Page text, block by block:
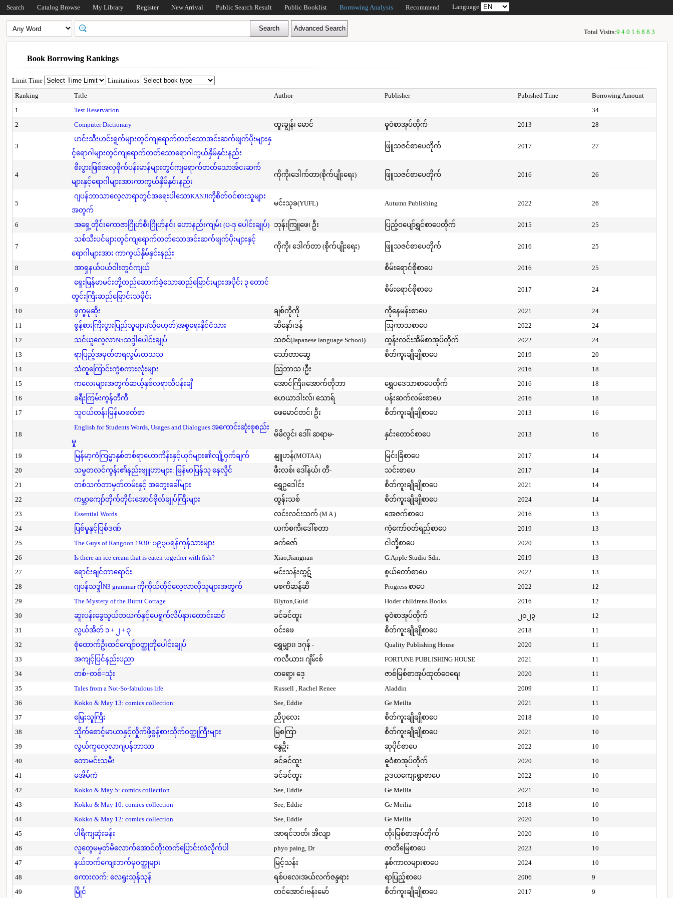
Search Catalog Browse My Library Register New Arrival Public Search Result Public Booklist Borrowing Analysis Recommend Language
Total Visits:94016883
Book Borrowing Rankings
Limit Time
Limitations
Ranking
Title Author Publisher Pubished Time
Borrowing Amount
1
Test Reservation
34
2
Computer Dictionary ထူးချွန်၊ မောင် ဓူဝံစာအုပ်တိုက် 2013 28
3
ဟင်းသီးဟင်းရွက်များတွင်ကျရောက်တတ်သောအင်းဆက်ဖျက်ပိုးများနှ
င့်ရောဂါများတွင်ကျရောက်တတ်သောရောဂါကွယ်နှိမ်နှင်းနည်း
ဖြူသဇင်စာပေတိုက် 2017 27
4
စီးပွားဖြစ်အလှစိုက်ပန်းမာန်များတွင်ကျရောက်တတ်သောအ်ငးဆက်
များနှင့်ရောဂါများအားကာကွယ်နှိမ်နှင်းနည်း
ကိုကို၊ဒေါက်တာ(စိုက်ပျိုးရေး) ဖြူသဇင်စာပေတိုက် 2016 26
5
ဂျပန်ဘာသာလေ့လာရာတွင်အရေးပါသောKANJIကိုစိတ်ဝင်စားသူများ
အတွက်
မင်းသုခ(YUFL) Autumn Publishing 2022 26
6 အရှေ့တိုင်းကောဇာဂြိုဟ်စီးဂြိုဟ်နင်း ဟောနည်းကျမ်း (ပ-ဒု ပေါင်းချုပ်) ဘုန်းကြူဖေ၊ ဦး ပြည့်ဝပျော်ရွှင်စာပေတိုက် 2015 25
7
သစ်သီးပင်များတွင်ကျရောက်တတ်သောအင်းဆက်ဖျက်ပိုးများနှင့်
ရောဂါများအား ကာကွယ်နှိမ်နှင်းနည်း
ကိုကို၊ ဒေါက်တာ (စိုက်ပျိုးရေး) ဖြူသဇင်စာပေတိုက် 2016 25
8 အာရှနယ်ပယ်ဝါးတွင်ကျယ် စိမ်းရောင်စိုစာပေ 2016 25
9
ရှေးမြန်မာမင်းတို့တည်ဆောက်ခဲ့သောဆည်မြောင်းများအပိုင်း ၃ တောင်
တွင်းကြီးဆည်မြောင်းသမိုင်း
စိမ်းရောင်စိုစာပေ 2017 24
10 ရုက္ခမုဆိုး ချစ်ကိုကို ကိုနေမန်းစာပေ 2021
24
11
စွန့်စားကြီးပွားပြည်သူများ(သို့မဟုတ်)အစ္စရေးနိုင်ငံသား ဆီနော်၊ဒန် ဩကာသစာပေ 2022
24
12
သင်ယူလေ့လာN5သဒ္ဒါပေါင်းချုပ် သဇင်(Japanese language School) ထွန်းလင်းအိမ်စာအုပ်တိုက် 2022
24
13
ရာပြည့်အမှတ်တရလွမ်းတသသ သော်တာဆွေ စိတ်ကူးချိုချိုစာပေ 2019
20
14
သံတူကြောင်းကွဲစကားလုံးများ သြဘာသ ၊ဦး 2016
18
15
ကလေးများအတွက်ဆယ့်နှစ်လရာသီပန်းချီ အောင်ကြီး၊အောက်တိုဘာ ရွှေပဒေသာစာပေတိုက် 2016
18
16
ခရီးကြမ်းကွန်တီကီ ဟေယာဒါးလ်၊ သောရ် ပန်းဆက်လမ်းစာပေ 2016
18
17
သူငယ်တန်းမြန်မာဖတ်စာ ဖေမောင်တင်၊ ဦး စိတ်ကူးချိုချိုစာပေ 2013 16
18
English for Students Words, Usages and Dialogues အကောင်းဆုံးစုစည်း
မှု
မိမိလွင်၊ ဒေါ်၊ ဆရာမ- နှင်းတောင်စာပေ 2013 16
19 မြန်မာ့ကံကြမ္မာနှစ်တစ်ရာဟောကိန်းနှင့်ယုဂ်များ၏လျို့ဝှက်ချက် နျူဟန်(MOTAA) မြင်းခြံစာပေ 2017
14
20
သမ္မတလင်ကွန်း၏နည်းဗျူဟာများ: မြန်မာပြန်သူ နေလှိုင် ဖီးလစ်၊ ဒေါ်နယ်၊ တီ- သင်းစာပေ 2017
14
21
တစ်သက်တာမှတ်တမ်းနှင့် အတွေးခေါ်များ ရွှေဥဒေါင်း စိတ်ကူးချိုချိုစာပေ 2021
14
22
ကမ္ဘာကျော်တိုက်တိုင်းအောင်ဗိုလ်ချုပ်ကြီးများ ထွန်းသစ် စိတ်ကူးချိုချိုစာပေ 2024
14
23
Essential Words လင်းလင်းသက် (M A ) အေဇက်စာပေ 2016
13
24
ပြစ်မှုနှင့်ပြစ်ဒဏ် ယက်စကီ၊ဒေါ်စတာ ကံ့ကော်ဝတ်ရည်စာပေ 2019
13
25
The Guys of Rangoon 1930: ၁၉၃၀ရန်ကုန်သားများ ခက်ဇော် ငါတို့စာပေ 2020
13
26
Is there an ice cream that is eaten together with fish? Xiao,Jiangnan G.Apple Studio Sdn. 2019
13
27
ရောင်းချင်တာရောင်း မင်းသန်းထွဋ် စွယ်တော်စာပေ 2022
13
28
ဂျပန်သဒ္ဒါN3 grammar ကိုကိုယ်တိုင်လေ့လာလိုသူများအတွက် မစကီဆန်ဆီ Progress စာပေ 2022
12
29
The Mystery of the Burnt Cottage Blyton,Guid Hoder childrens Books 2016
12
30
ဆူးပန်းခွေသွယ်ဘယက်နှင့်ပေရွက်လိပ်နားတောင်းဆင် ခင်ခင်ထူး ဓူဝံစာအုပ်တိုက် ၂၀၂၃
12
31
လွယ်အိတ် ၁ + ၂ + ၃ ဝင်းဖေ စိတ်ကူးချိုချိုစာပေ 2018
11
32
စုံထောက်ဦးထင်ကျော်ဝတ္ထုတိုပေါင်းချုပ် ရွှေမျှား၊ ဒဂုန် - Quality Publishing House 2020
11
33
အကျင့်ပြင်နည်းပညာ ကလီယား၊ ဂျိမ်းစ် FORTUNE PUBLISHING HOUSE 2021
11
34
တစ်+တစ်=သုံး တရော့၊ ဒေ့ ဇာစ်မြစ်စာအုပ်ထုတ်ဝေရေး 2020
11
35
Tales from a Not-So-fabulous life Russell , Rachel Renee Aladdin 2009
11
36
Kokko & May 13: comics collection See, Eddie Ge Meilia 2021
11
37
မြေးသူကြီး ညီပုလေး စိတ်ကူးချိုချိုစာပေ 2018
10
38
သိုက်စောင့်မာယာနှင့်လှိုက်ဖို့စွန့်စားသိုက်ဝတ္ထုကြီးများ မြစကြာ စိတ်ကူးချိုချိုစာပေ 2021
10
39
လွယ်ကူလေ့လာဂျပန်ဘာသာ နွေဦး ဆုပိုင်စာပေ 2022
10
40
တောမင်းသမီး ခင်ခင်ထူး ဓူဝံစာအုပ်တိုက် 2020
10
41
မအိမ်ကံ ခင်ခင်ထူး ဥဒယကျေးရွာစာပေ 2022
10
42
Kokko & May 5: comics collection See, Eddie Ge Meilia 2021
10
43
Kokko & May 10: comics collection See, Eddie Ge Meilia 2018
10
44
Kokko & May 12: comics collection See, Eddie Ge Meilia 2020
10
45
ပါရီကျဆုံးခန်း အာရင်ဘတ်၊ အီလျာ တိုးမြစ်စာအုပ်တိုက် 2020
10
46
လူတွေမမှတ်မိလောက်အောင်တိုးတက်ပြောင်းလဲလိုက်ပါ phyo paing, Dr ဇာတိမြေစာပေ 2023
10
47
နယ်ဘက်ကျေးဘက်မှဝတ္ထုများ မြင့်သန်း နှစ်ကာလများစာပေ 2024
10
48
စကားလက်: လေရူးသုန်သုန် ရစ်ပလေ၊အယ်လက်ဇန္ဒရား ရာပြည့်စာပေ 2006
9
49
မြိုင် တင်အောင်၊ဗန်းမော် စိတ်ကူးချိုချိုစာပေ 2017 9